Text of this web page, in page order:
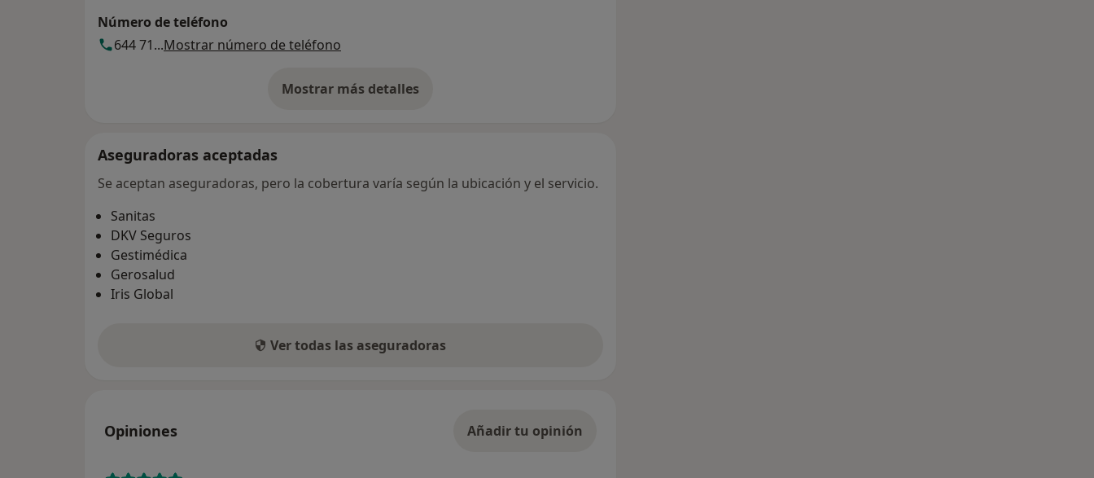
Número de teléfono
644 71...Mostrar número de teléfono
Mostrar más detalles
sobre la dirección
Aseguradoras aceptadas
Se aceptan aseguradoras, pero la cobertura varía según la ubicación y el servicio.
Sanitas
DKV Seguros
Gestimédica
Gerosalud
Iris Global
Ver todas las aseguradoras
Opiniones Añadir tu opinión